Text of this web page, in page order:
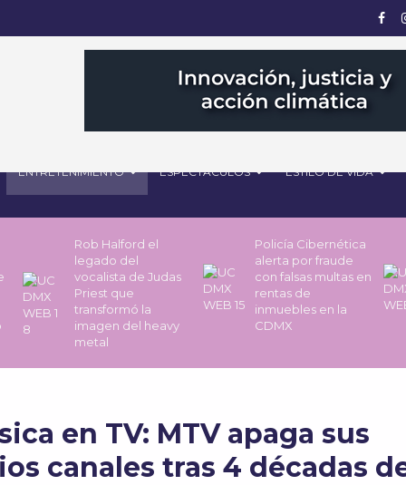
ENTRETENIMIENTO ESPECTÁCULOS ESTILO DE VIDA
Rob Halford el
legado del
vocalista de Judas
Priest que
transformó la
imagen del heavy
metal
Policía Cibernética
alerta por fraude
con falsas multas en
rentas de
inmuebles en la
CDMX
en TV: MTV apaga sus
canales tras 4 décadas